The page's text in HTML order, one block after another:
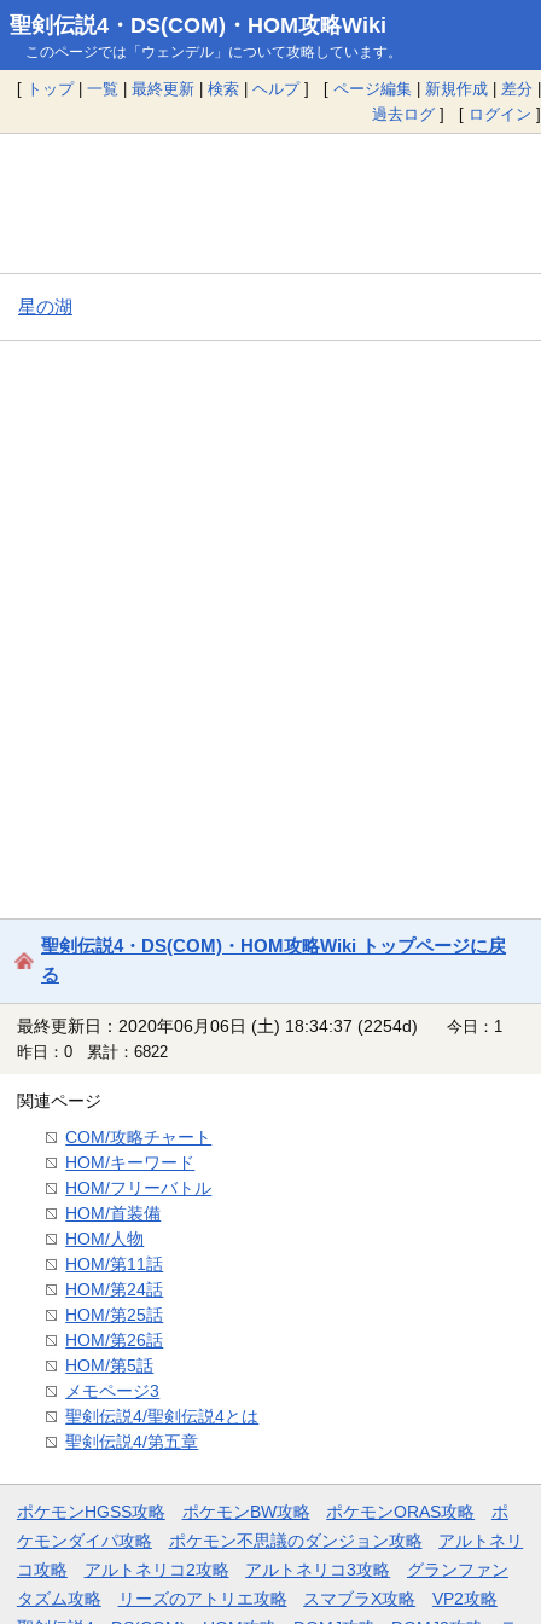
聖剣伝説4・DS(COM)・HOM攻略Wiki
このページでは「ウェンデル」について攻略しています。
[ トップ| 一覧 | 最終更新 | 検索 | ヘルプ] [ ページ編集 | 新規作成 | 差分 |
過去ログ ] [ ログイン ]
星の湖
聖剣伝説4・DS(COM)・HOM攻略Wiki トップページに戻
る
最終更新日：2020年06月06日 (土) 18:34:37 (2254d)
今日：1
昨日：0 累計：6822
関連ページ
COM/攻略チャート
HOM/キーワード
HOM/フリーバトル
HOM/首装備
HOM/人物
HOM/第11話
HOM/第24話
HOM/第25話
HOM/第26話
HOM/第5話
メモページ3
聖剣伝説4/聖剣伝説4とは
聖剣伝説4/第五章
ポケモンHGSS攻略 ポケモンBW攻略 ポケモンORAS攻略
ポ
ケモンダイパ攻略
ポケモン不思議のダンジョン攻略
アルトネリ
コ攻略
アルトネリコ2攻略 アルトネリコ3攻略
グランファン
タズム攻略
リーズのアトリエ攻略 スマブラX攻略
VP2攻略